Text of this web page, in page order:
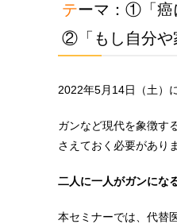
テーマ：①「
②「もし自分や
2022年5月14日（土）
ガンなど現代を象徴す
さえておく必要があり
二人に一人がガンにな
本セミナーでは、代替